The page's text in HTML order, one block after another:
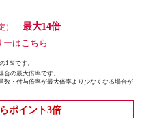
）
最大14倍
はこちら
1％です。
の最大倍率です。
数・付与倍率が最大倍率より少なくなる場合が
ポイント3倍